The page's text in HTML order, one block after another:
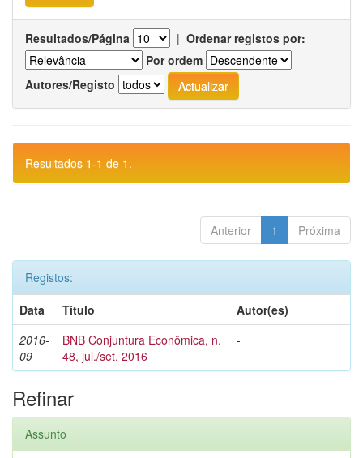
Resultados/Página | Ordenar registos por:
Por ordem
Autores/Registo
Resultados 1-1 de 1.
Anterior 1 Próxima
Registos:
Data
Título
Autor(es)
2016-
09
BNB Conjuntura Econômica, n.
48, jul./set. 2016
-
Refinar
Assunto